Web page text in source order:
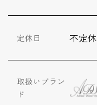
定休日 不定休
取扱いブラン
ド